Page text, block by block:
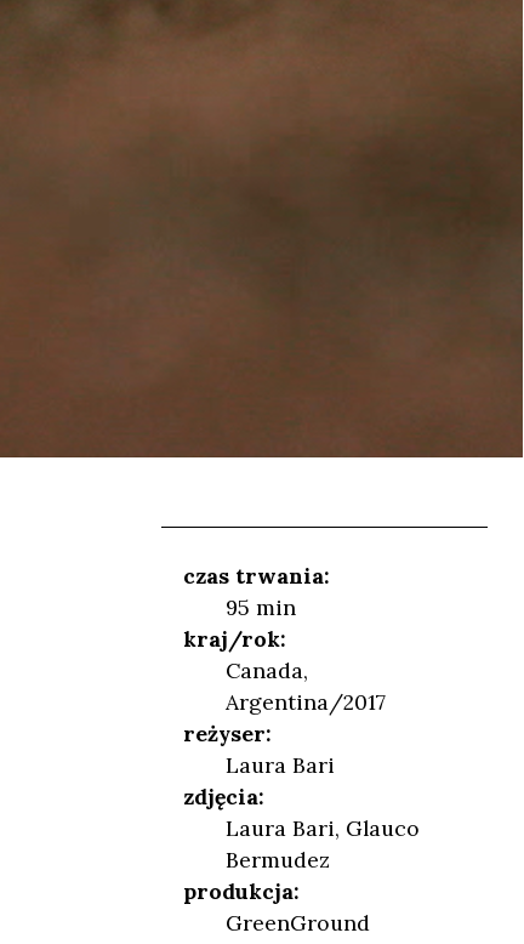
czas trwania:
95 min
kraj/rok:
Canada,
Argentina/2017
reżyser:
Laura Bari
zdjęcia:
Laura Bari, Glauco
Bermudez
produkcja:
GreenGround